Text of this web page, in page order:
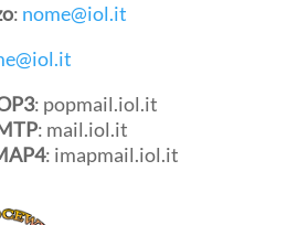
: nome@iol.it
: popmail.iol.it
: mail.iol.it
: imapmail.iol.it